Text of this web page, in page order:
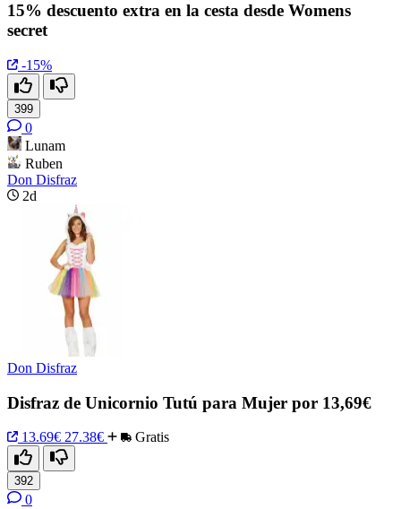
15% descuento extra en la cesta desde Womens
secret
-15%
399
0
Lunam
Ruben
Don Disfraz
2d
Don Disfraz
Disfraz de Unicornio Tutú para Mujer por 13,69€
13.69€ 27.38€ Gratis
392
0